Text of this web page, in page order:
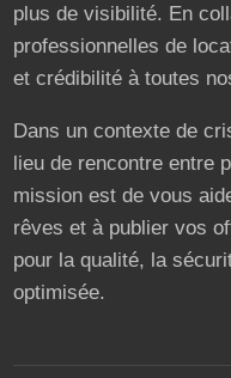
plus de visibilité. En
professionnelles de
et crédibilité à toutes
Dans un contexte de
lieu de rencontre entre
mission est de vous
rêves et à publier vos
pour la qualité, la
optimisée.